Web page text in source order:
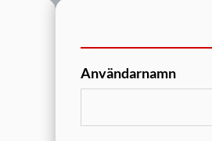
Användarnamn